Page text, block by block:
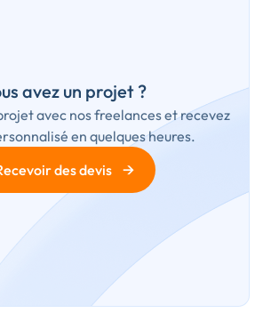
avez un projet ?
avec nos freelances et recevez
en quelques heures.
des devis
→